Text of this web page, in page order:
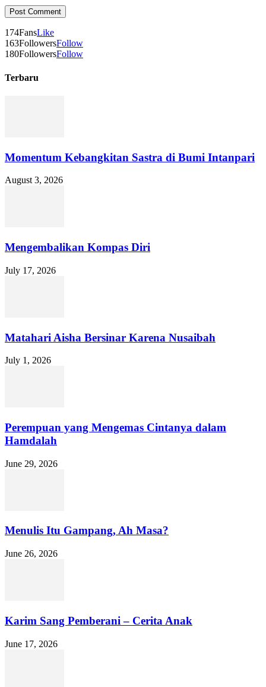
174FansLike
163FollowersFollow
180FollowersFollow
Terbaru
Momentum Kebangkitan Sastra di Bumi Intanpari
August 3, 2026
Mengembalikan Kompas Diri
July 17, 2026
Matahari Aisha Bersinar Karena Nusaibah
July 1, 2026
Perempuan yang Mengemas Cintanya dalam
Hamdalah
June 29, 2026
Menulis Itu Gampang, Ah Masa?
June 26, 2026
Karim Sang Pemberani – Cerita Anak
June 17, 2026